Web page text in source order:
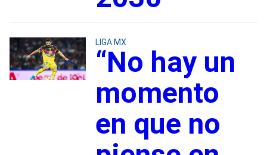
LIGA MX
“No hay un
momento
en que no